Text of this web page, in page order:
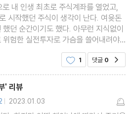
다를까?
금이 달라진다고?
법은?
법은?
준다고?
금이 달라진다고?
중과되지 않는다고?
내 인생 최초로 주식계좌를 열었고,
시작했던 주식이 생각이 난다. 여윳돈
이기도 했다. 아무런 지식없이
험한 실전투자로 가슴을 쓸어내려야
중요성을 느끼게 되었다. 마찬가지
운 이 세계에서는
1 댓글 0
' 리뷰
| 2023.01.03